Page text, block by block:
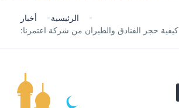
الرئيسية
أخبار
كيفية حجز الفنادق والطيران من شركة اعتمرنا: